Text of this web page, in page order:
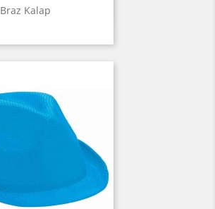
Braz Kalap
Előnézet